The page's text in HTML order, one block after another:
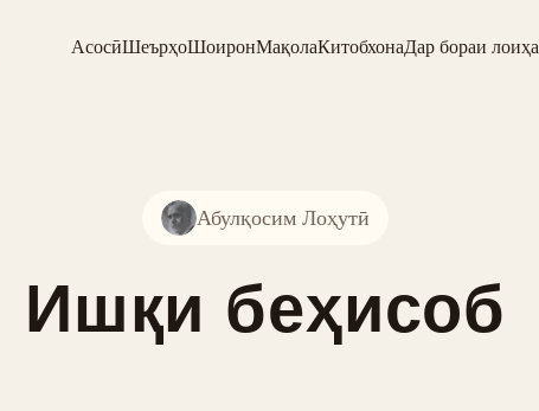
АсосӣШеърҳоШоиронМақолаКитобхонаДар бораи лоиҳа
Абулқосим Лоҳутӣ
Ишқи беҳисоб